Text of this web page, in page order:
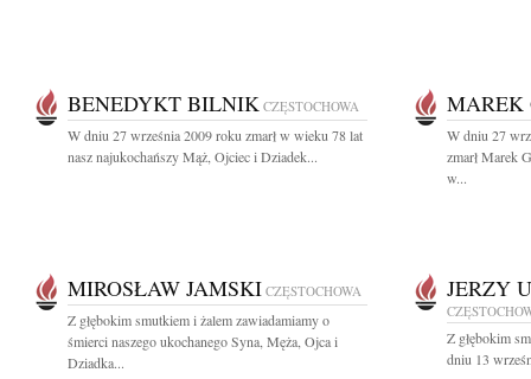
BENEDYKT BILNIK CZĘSTOCHOWA
W dniu 27 września 2009 roku zmarł w wieku 78 lat
nasz najukochańszy Mąż, Ojciec i Dziadek...
MAREK
W dniu 27
zmarł Marek
w...
MIROSŁAW JAMSKI CZĘSTOCHOWA
Z głębokim smutkiem i żalem zawiadamiamy o
śmierci naszego ukochanego Syna, Męża, Ojca i
Dziadka...
JERZY
Z głębokim
dniu 13